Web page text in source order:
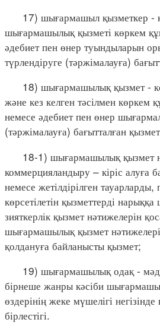
17) шығармашыл қызметкер -
шығармашылық қызметі көркем
әдебиет пен өнер туындыларын
түрлендіруге (тәржімалауға)
18) шығармашылық қызмет -
және кез келген тәсілмен көркем
немесе әдебиет пен өнер
(тәржімалауға) бағытталған
18-1) шығармашылық қызмет
коммерцияландыру – кіріс алуға
немесе жетілдірілген
көрсетілетін қызметтерді
зияткерлік қызмет нәтижелерін
шығармашылық қызмет
қолдануға байланысты қызмет;
19) шығармашылық одақ -
бірнеше жанры кәсіби
өздерінің жеке мүшелігі
бірлестігі.